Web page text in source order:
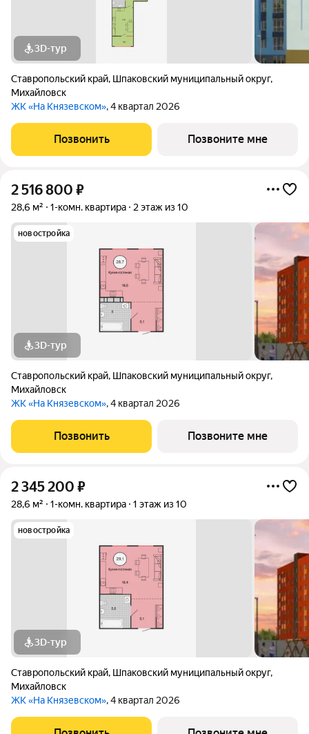
3D-тур
Ставропольский край, Шпаковский муниципальный округ,
Михайловск
ЖК «На Князевском», 4 квартал 2026
Позвонить Позвоните мне
2 516 800 ₽
28,6 м² 1-комн. квартира 2 этаж из 10
новостройка
3D-тур
Ставропольский край, Шпаковский муниципальный округ,
Михайловск
ЖК «На Князевском», 4 квартал 2026
Позвонить Позвоните мне
2 345 200 ₽
28,6 м² 1-комн. квартира 1 этаж из 10
новостройка
3D-тур
Ставропольский край, Шпаковский муниципальный округ,
Михайловск
ЖК «На Князевском», 4 квартал 2026